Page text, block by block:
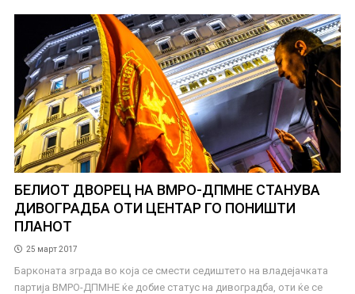
БЕЛИОТ ДВОРЕЦ НА ВМРО-ДПМНЕ СТАНУВА
ДИВОГРАДБА ОТИ ЦЕНТАР ГО ПОНИШТИ
ПЛАНОТ
25 март 2017
Барконата зграда во која се смести седиштето на владејачката
партија ВМРО-ДПМНЕ ќе добие статус на дивоградба, оти ќе се